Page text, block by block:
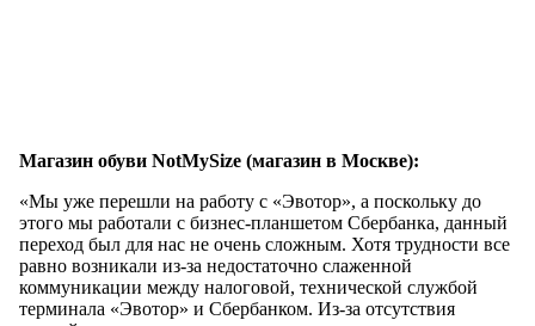
Магазин обуви NotMySize (магазин в Москве):
«Мы уже перешли на работу с «Эвотор», а поскольку до
этого мы работали с бизнес-планшетом Сбербанка, данный
переход был для нас не очень сложным. Хотя трудности все
равно возникали из-за недостаточно слаженной
коммуникации между налоговой, технической службой
терминала «Эвотор» и Сбербанком. Из-за отсутствия